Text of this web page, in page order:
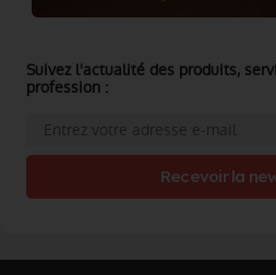
Suivez l'actualité des produits,
profession :
Recevoir la